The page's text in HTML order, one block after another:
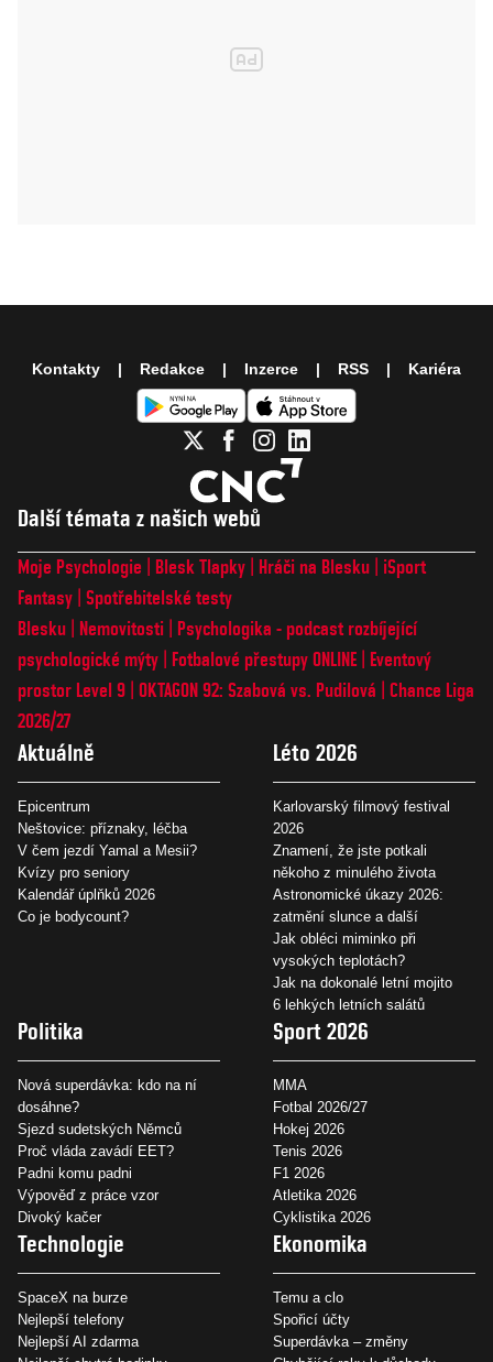
Další témata z našich webů
Moje Psychologie Blesk Tlapky Hráči na Blesku
iSport
Fantasy Spotřebitelské testy
Blesku
Nemovitosti
Psychologika - podcast rozbíjející
psychologické mýty
Fotbalové přestupy ONLINE
Eventový
prostor Level 9 OKTAGON 92: Szabová vs. Pudilová
Chance Liga
2026/27
Aktuálně
Epicentrum
Neštovice: příznaky, léčba
V čem jezdí Yamal a Mesii?
Kvízy pro seniory
Kalendář úplňků 2026
Co je bodycount?
Léto 2026
Karlovarský filmový festival
2026
Znamení, že jste potkali
někoho z minulého života
Astronomické úkazy 2026:
zatmění slunce a další
Jak obléci miminko při
vysokých teplotách?
Jak na dokonalé letní mojito
6 lehkých letních salátů
Politika
Nová superdávka: kdo na ní
dosáhne?
Sjezd sudetských Němců
Proč vláda zavádí EET?
Padni komu padni
Výpověď z práce vzor
Divoký kačer
Sport 2026
MMA
Fotbal 2026/27
Hokej 2026
Tenis 2026
F1 2026
Atletika 2026
Cyklistika 2026
Technologie
SpaceX na burze
Nejlepší telefony
Nejlepší AI zdarma
Ekonomika
Temu a clo
Spořicí účty
Superdávka – změny
Kontakty Redakce Inzerce RSS Kariéra